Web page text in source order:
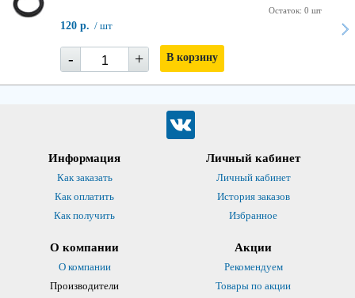
Остаток: 0 шт
120 р. / шт
- + В корзину
Информация
Как заказать
Как оплатить
Как получить
Личный кабинет
Личный кабинет
История заказов
Избранное
О компании
О компании
Производители
Акции
Рекомендуем
Товары по акции